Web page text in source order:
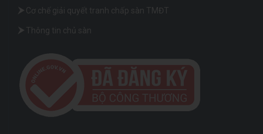
Cơ chế giải quyết tranh chấp sàn TMĐT
Thông tin chủ sàn